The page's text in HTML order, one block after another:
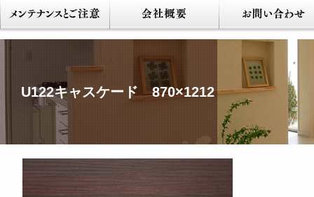
U122キャスケード 870×1212